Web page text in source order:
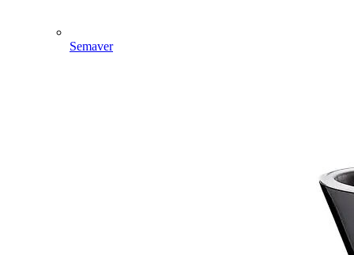
Semaver